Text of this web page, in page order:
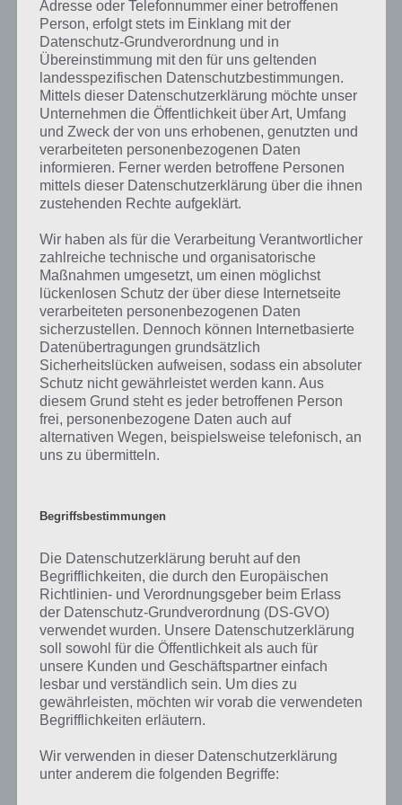
Nun die Antworten zu Horrorfilme beim Paket Halloween:
42% – Saw
16% – Scream
11% – Freitag der 13.
10% – Halloween
7% – The Conjuring
Bild: Hunde mit Kostüm
23% – Hunde
22% – Kürbis
16% – Geister
3% – Kostüm
1% – Oktober
1% – Bettlaken
Lösung nicht mehr korrekt?
Wenn die Lösung nicht mehr aktuell sein sollte oder ein Wort in der
Lösung von 94 Prozent fehlt, so teile uns die korrekten Lösungen
Was ist 94%? In der App 94% musst du auf Basis eines Bildes oder
einer Aussage die Antworten herausfinden, die von anderen Spielern
am häufigsten genannt worden sind. Nur so kannst du das nächste
Level freischalten. Zusammenaddiert ergeben alle Antworten 94
Prozent, wovon die App ihren Namen hat. Entsprechend ist 94
Prozent ein Wort und Rätsel-Spiel. Bereits über 10 Millionen mal
wurde die App mittlerweile heruntergeladen und gehört mit zu den
erfolgreichsten Spiele Apps in diesem Genre im Google Play Store
und iTunes App Store.
Adresse oder Telefonnummer einer betroffenen
Person, erfolgt stets im Einklang mit der
Datenschutz-Grundverordnung und in
Übereinstimmung mit den für uns geltenden
landesspezifischen Datenschutzbestimmungen.
Mittels dieser Datenschutzerklärung möchte unser
Unternehmen die Öffentlichkeit über Art, Umfang
und Zweck der von uns erhobenen, genutzten und
verarbeiteten personenbezogenen Daten
informieren. Ferner werden betroffene Personen
mittels dieser Datenschutzerklärung über die ihnen
zustehenden Rechte aufgeklärt.
Wir haben als für die Verarbeitung Verantwortlicher
zahlreiche technische und organisatorische
Maßnahmen umgesetzt, um einen möglichst
lückenlosen Schutz der über diese Internetseite
verarbeiteten personenbezogenen Daten
sicherzustellen. Dennoch können Internetbasierte
Datenübertragungen grundsätzlich
Sicherheitslücken aufweisen, sodass ein absoluter
Schutz nicht gewährleistet werden kann. Aus
diesem Grund steht es jeder betroffenen Person
frei, personenbezogene Daten auch auf
alternativen Wegen, beispielsweise telefonisch, an
uns zu übermitteln.
Begriffsbestimmungen
Die Datenschutzerklärung beruht auf den
Begrifflichkeiten, die durch den Europäischen
Richtlinien- und Verordnungsgeber beim Erlass
der Datenschutz-Grundverordnung (DS-GVO)
verwendet wurden. Unsere Datenschutzerklärung
soll sowohl für die Öffentlichkeit als auch für
unsere Kunden und Geschäftspartner einfach
lesbar und verständlich sein. Um dies zu
gewährleisten, möchten wir vorab die verwendeten
Begrifflichkeiten erläutern.
Wir verwenden in dieser Datenschutzerklärung
unter anderem die folgenden Begriffe: